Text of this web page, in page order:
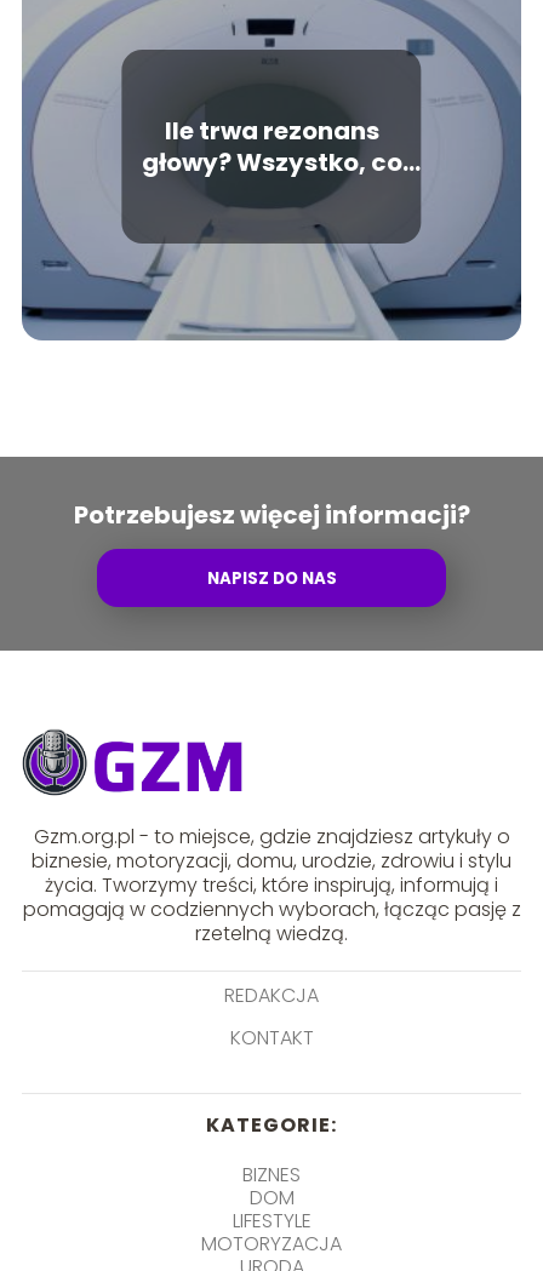
Ile trwa rezonans
głowy? Wszystko, co
musisz wiedzieć
badaniu
Potrzebujesz więcej informacji?
NAPISZ DO NAS
Gzm.org.pl - to miejsce, gdzie znajdziesz artykuły o
biznesie, motoryzacji, domu, urodzie, zdrowiu i stylu
życia. Tworzymy treści, które inspirują, informują i
pomagają w codziennych wyborach, łącząc pasję z
rzetelną wiedzą.
REDAKCJA
KONTAKT
KATEGORIE:
BIZNES
DOM
LIFESTYLE
MOTORYZACJA